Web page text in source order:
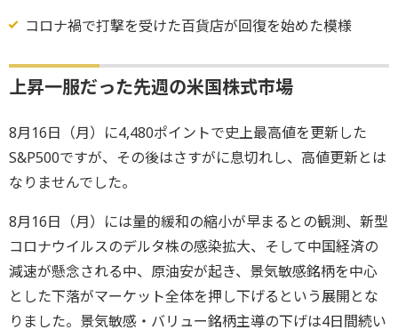
コロナ禍で打撃を受けた百貨店が回復を始めた模様
上昇一服だった先週の米国株式市場
8月16日（月）に4,480ポイントで史上最高値を更新した
S&P500ですが、その後はさすがに息切れし、高値更新とは
なりませんでした。
8月16日（月）には量的緩和の縮小が早まるとの観測、新型
コロナウイルスのデルタ株の感染拡大、そして中国経済の
減速が懸念される中、原油安が起き、景気敏感銘柄を中心
とした下落がマーケット全体を押し下げるという展開とな
りました。景気敏感・バリュー銘柄主導の下げは4日間続い